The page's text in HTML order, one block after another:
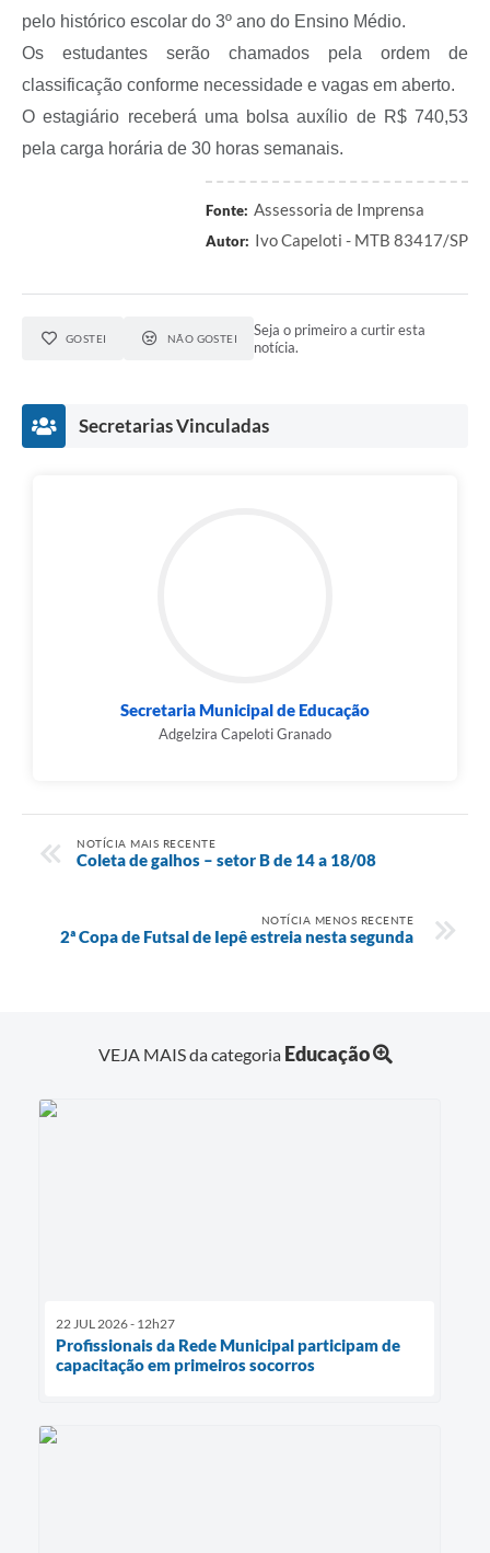
pelo histórico escolar do 3º ano do Ensino Médio.
Os estudantes serão chamados pela ordem de
classificação conforme necessidade e vagas em aberto.
O estagiário receberá uma bolsa auxílio de R$ 740,53
pela carga horária de 30 horas semanais.
Fonte: Assessoria de Imprensa
Autor: Ivo Capeloti - MTB 83417/SP
GOSTEI NÃO GOSTEI
Seja o primeiro a curtir esta
notícia.
Secretarias Vinculadas
Secretaria Municipal de Educação
Adgelzira Capeloti Granado
NOTÍCIA MAIS RECENTE
Coleta de galhos – setor B de 14 a 18/08
NOTÍCIA MENOS RECENTE
2ª Copa de Futsal de Iepê estreia nesta segunda
VEJA MAIS da categoria Educação
22 JUL 2026 - 12h27
Profissionais da Rede Municipal participam de
capacitação em primeiros socorros